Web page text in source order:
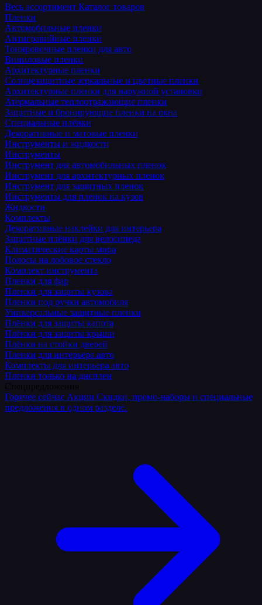
Весь ассортимент Каталог товаров
Пленки
Автомобильные пленки
Антигравийные пленки
Тонировочные пленки для авто
Виниловые пленки
Архитектурные пленки
Солнцезащитные зеркальные и цветные пленки
Архитектурные пленки для наружной установки
Атермальные теплоотражающие пленки
Защитные и бронирующие пленки на окна
Специальные плёнки
Декоративные и матовые пленки
Инструменты и жидкости
Инструменты
Инструмент для автомобильных пленок
Инструмент для архитектурных пленок
Инструмент для защитных пленок
Инструменты для пленок на кузов
Жидкости
Комплекты
Декоративные наклейки для интерьера
Защитные плёнки для велосипеда
Климатические карты мира
Полосы на лобовое стекло
Комплект инструмента
Пленки для фар
Пленки для защиты кузова
Пленки под ручки автомобиля
Универсальные защитные пленки
Плёнки для защиты капота
Плёнки для защиты крыши
Плёнки на стойки дверей
Пленки для интерьера авто
Комплекты для интерьера авто
Пленки только на дисплеи
Горячее сейчас Акции Скидки, промо-наборы и специальные
предложения в одном разделе.